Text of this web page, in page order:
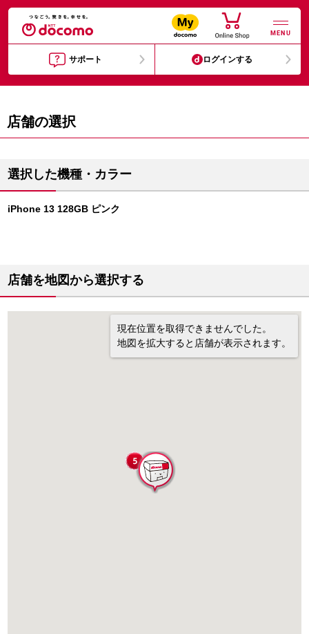
MENU
サポート ログインする
店舗の選択
選択した機種・カラー
iPhone 13 128GB ピンク
店舗を地図から選択する
現在位置を取得できませんでした。
地図を拡大すると店舗が表示されます。